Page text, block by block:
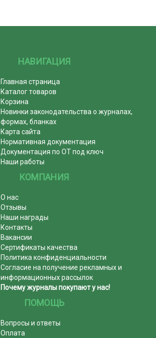
НАВИГАЦИЯ
Главная страница
Каталог товаров
Корзина
Новинки законодательства о журналах,
формах, бланках
Карта сайта
Нормативная документация
Документация по ОТ под ключ
Наши работы
КОМПАНИЯ
О нас
Отзывы
Наши награды
Контакты
Вакансии
Сертификаты качества
Политика конфиденциальности
Согласие на получение рекламных и
информационных рассылок
Почему журналы покупают у нас!
ПОМОЩЬ
Вопросы и ответы
Оплата